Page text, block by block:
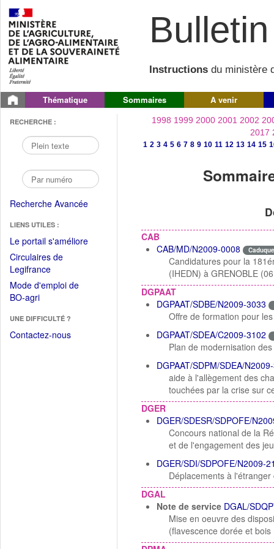
Instructions du ministère
Thématique Sommaires A venir
RECHERCHE :
Recherche Avancée
LIENS UTILES :
Le portail s'améliore(Fichier
Circulaires de
Legifrance(Ouvrir
dans
une
fenêtre)
Mode d'emploi de
BO-agri(Ouvrir
une
nouvelle
UNE DIFFICULTÉ ?
Contactez-nous
1998 1999 2000 2001 2002
2017
1 2 3 4 5 6 7 8 9 10 11 12 13 14 15
CAB
CAB/MD/N2009-0008
Caduque
Candidatures pour la
(IHEDN) à GRENOBLE
DGPAAT
DGPAAT/SDBE/N2009-3033
Offre de formation pour
DGPAAT/SDEA/C2009-3102
Plan de modernisation
DGPAAT/SDPM/SDEA/
aide à l'allègement des
touchées par la crise sur
DGER
DGER/SDESR/SDPOFE/
Concours national de la
et de l'engagement des
DGER/SDI/SDPOFE/N2009-
Déplacements à
DGAL
Note de service DGAL/
Mise en oeuvre des
(flavescence dorée et bois